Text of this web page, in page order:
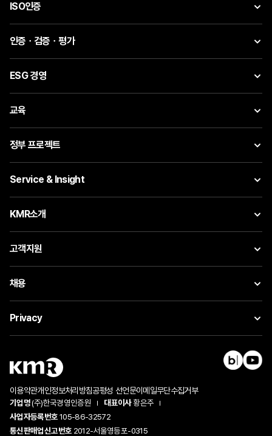
ISO인증
인증ㆍ검증ㆍ평가
ESG 경영
교육
정부 프로젝트
Service & Insight
KMR소개
고객지원
채용
Privacy
이용약관개인정보처리방침공평성 선언문이메일무단수집거부
기업명(주)한국경영인증원 대표이사황은주
사업자등록번호105-86-32572
통신판매업신고번호 2012-서울영등포-0315